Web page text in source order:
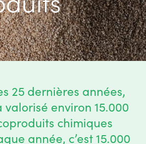
25 dernières années,
valorisé environ 15.000
chimiques
année, c’est 15.000